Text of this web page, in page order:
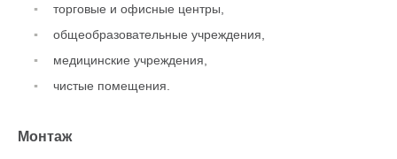
торговые и офисные центры,
общеобразовательные учреждения,
медицинские учреждения,
чистые помещения.
Монтаж